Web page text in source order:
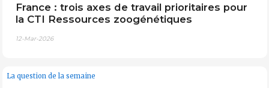
France : trois axes de travail prioritaires pour
la CTI Ressources zoogénétiques
12-Mar-2026
La question de la semaine